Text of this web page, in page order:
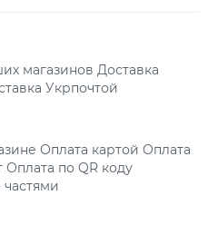
магазинов Доставка
Укрпочтой
Оплата картой Оплата
Оплата по QR коду
частями